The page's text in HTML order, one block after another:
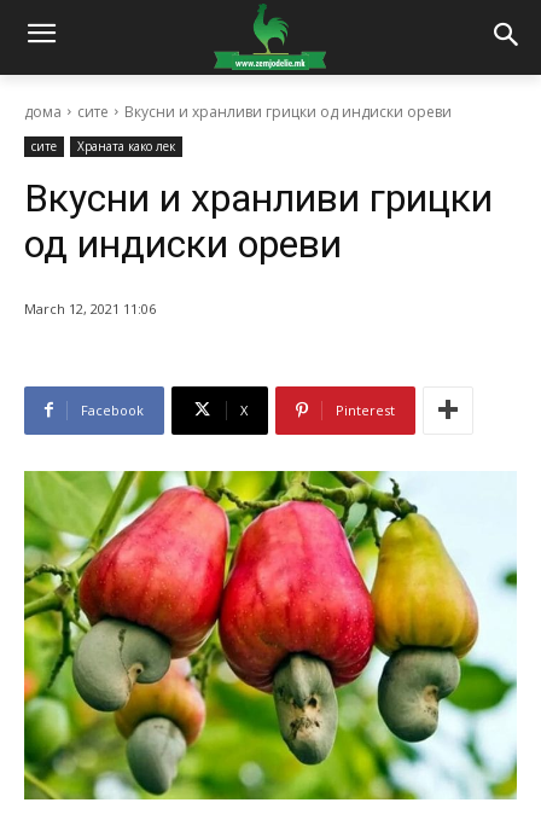
дома сите Вкусни и хранливи грицки од индиски ореви
сите Храната како лек
Вкусни и хранливи грицки
од индиски ореви
March 12, 2021 11:06
Facebook X Pinterest